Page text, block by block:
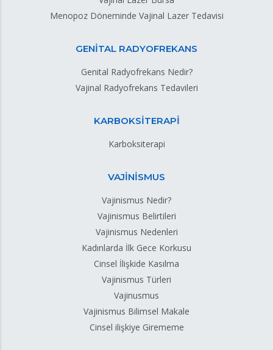
Menopoz Döneminde Vajinal Lazer Tedavisi
GENİTAL RADYOFREKANS
Genital Radyofrekans Nedir?
Vajinal Radyofrekans Tedavileri
KARBOKSİTERAPİ
Karboksiterapi
VAJİNİSMUS
Vajinismus Nedir?
Vajinismus Belirtileri
Vajinismus Nedenleri
Kadınlarda İlk Gece Korkusu
Cinsel İlişkide Kasılma
Vajinismus Türleri
Vajinusmus
Vajinismus Bilimsel Makale
Cinsel ilişkiye Girememe